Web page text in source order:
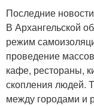
Последние новости
В Архангельской
режим
проведение
кафе, рестораны,
скопления людей.
между городами и